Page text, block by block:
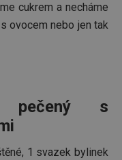
cukrem a necháme
ovocem nebo jen tak
pečený s
1 svazek bylinek